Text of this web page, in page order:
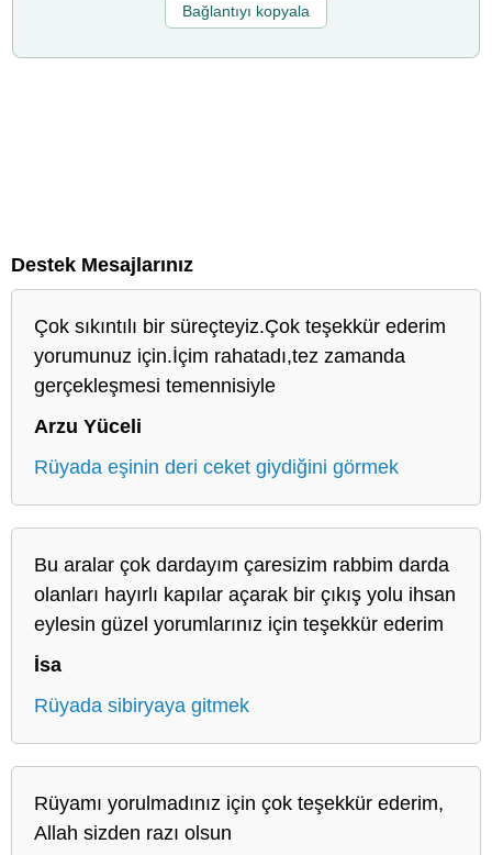
Bağlantıyı kopyala
Destek Mesajlarınız
Çok sıkıntılı bir süreçteyiz.Çok teşekkür ederim
yorumunuz için.İçim rahatadı,tez zamanda
gerçekleşmesi temennisiyle
Arzu Yüceli
Rüyada eşinin deri ceket giydiğini görmek
Bu aralar çok dardayım çaresizim rabbim darda
olanları hayırlı kapılar açarak bir çıkış yolu ihsan
eylesin güzel yorumlarınız için teşekkür ederim
İsa
Rüyada sibiryaya gitmek
Rüyamı yorulmadınız için çok teşekkür ederim,
Allah sizden razı olsun